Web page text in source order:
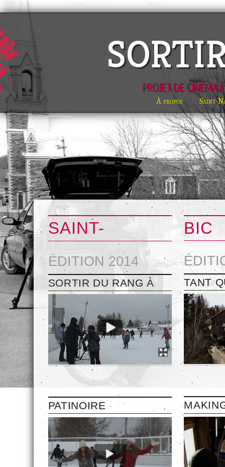
PROJET DE CINÉMA
À propos Saint-
SAINT-
NARCISSE
ÉDITION 2014
SORTIR DU RANG À
BOIJOLI (2014)
PATINOIRE
BIC
TANT
L’EAU
2014